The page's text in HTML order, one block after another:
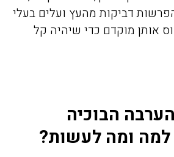
דביקות מהעץ ועלים בעלי
אותן מוקדם כדי שיהיה קל
הבוכיה
ומה לעשות?